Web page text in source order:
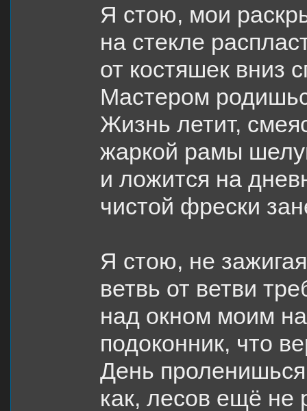
Я стою, мои
на стекле
от костяшек вниз
Мастером
Жизнь летит,
жаркой рамы
и ложится на
чистой фрески
Я стою, не
ветвь от ветви
над окном моим
подоконник, что
День
как, лесов ещё не